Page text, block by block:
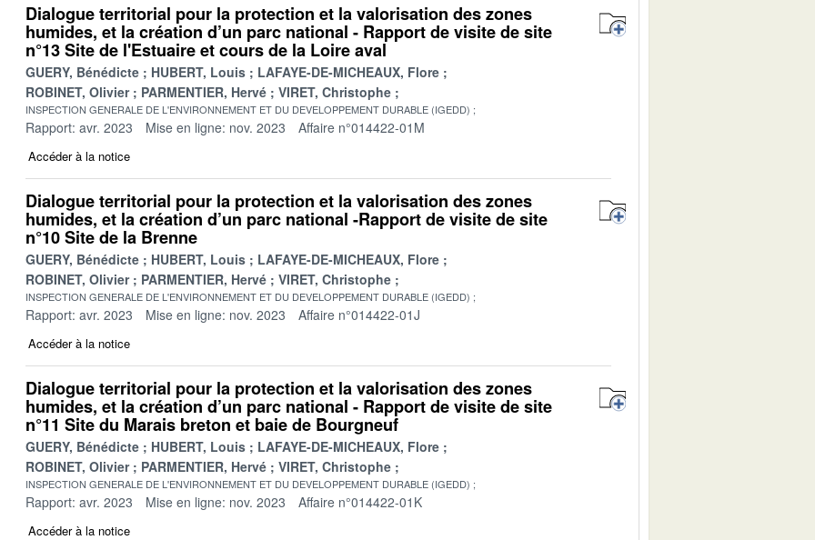
Dialogue territorial pour la protection et la valorisation des zones
humides, et la création d’un parc national - Rapport de visite de site
n°13 Site de l'Estuaire et cours de la Loire aval
GUERY, Bénédicte HUBERT, Louis
LAFAYE-DE-MICHEAUX, Flore
ROBINET, Olivier
PARMENTIER, Hervé VIRET, Christophe
INSPECTION GENERALE DE L'ENVIRONNEMENT ET DU DEVELOPPEMENT DURABLE (IGEDD)
Rapport: avr. 2023 Mise en ligne: nov. 2023 Affaire n°014422-01M
Accéder à la notice
Dialogue territorial pour la protection et la valorisation des zones
humides, et la création d’un parc national -Rapport de visite de site
n°10 Site de la Brenne
GUERY, Bénédicte HUBERT, Louis
LAFAYE-DE-MICHEAUX, Flore
ROBINET, Olivier
PARMENTIER, Hervé VIRET, Christophe
INSPECTION GENERALE DE L'ENVIRONNEMENT ET DU DEVELOPPEMENT DURABLE (IGEDD)
Rapport: avr. 2023 Mise en ligne: nov. 2023 Affaire n°014422-01J
Accéder à la notice
Dialogue territorial pour la protection et la valorisation des zones
humides, et la création d’un parc national - Rapport de visite de site
n°11 Site du Marais breton et baie de Bourgneuf
GUERY, Bénédicte HUBERT, Louis
LAFAYE-DE-MICHEAUX, Flore
ROBINET, Olivier
PARMENTIER, Hervé VIRET, Christophe
INSPECTION GENERALE DE L'ENVIRONNEMENT ET DU DEVELOPPEMENT DURABLE (IGEDD)
Rapport: avr. 2023 Mise en ligne: nov. 2023 Affaire n°014422-01K
Accéder à la notice